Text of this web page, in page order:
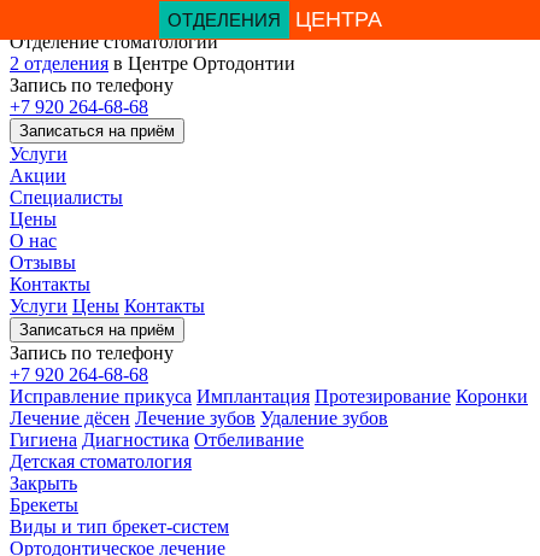
Отделение стоматологии
2 отделения в Центре Ортодонтии
Запись по телефону
+7 920 264-68-68
Записаться на приём
Услуги
Акции
Специалисты
Цены
О нас
Отзывы
Контакты
Услуги Цены Контакты
Записаться на приём
Запись по телефону
+7 920 264-68-68
Исправление прикуса Имплантация Протезирование Коронки
Лечение дёсен Лечение зубов Удаление зубов
Гигиена Диагностика Отбеливание
Детская стоматология
Закрыть
Брекеты
Виды и тип брекет-систем
Ортодонтическое лечение
ЦЕНТРА